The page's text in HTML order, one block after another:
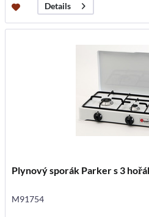
Details
Plynový sporák Parker s 3
M91754